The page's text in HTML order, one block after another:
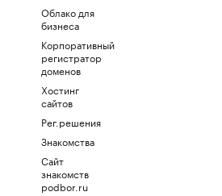
Облако для
бизнеса
Корпоративный
регистратор
доменов
Хостинг
сайтов
Рег.решения
Знакомства
Сайт
знакомств
podbor.ru